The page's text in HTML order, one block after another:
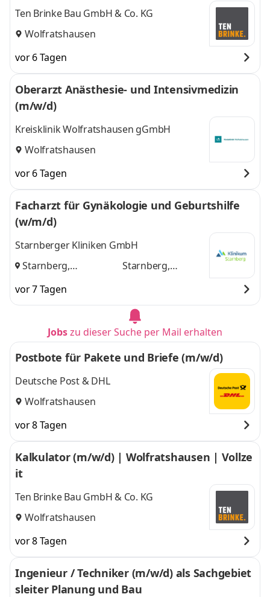
Ten Brinke Bau GmbH & Co. KG
Wolfratshausen
vor 6 Tagen
Oberarzt Anästhesie- und Intensivmedizin
(m/w/d)
Kreisklinik Wolfratshausen gGmbH
Wolfratshausen
vor 6 Tagen
Facharzt für Gynäkologie und Geburtshilfe
(w/m/d)
Starnberger Kliniken GmbH
Starnberg,
Starnberg,
vor 7 Tagen
Jobszu dieser Suche per Mail erhalten
Postbote für Pakete und Briefe (m/w/d)
Deutsche Post & DHL
Wolfratshausen
vor 8 Tagen
Kalkulator (m/w/d) | Wolfratshausen | Vollze
it
Ten Brinke Bau GmbH & Co. KG
Wolfratshausen
vor 8 Tagen
Ingenieur / Techniker (m/w/d) als Sachgebiet
sleiter Planung und Bau